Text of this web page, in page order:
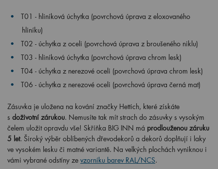
T01 - hliníková úchytka (povrchová úprava z eloxovaného
hliníku)
T02 - úchytka z oceli (povrchová úprava z broušeného niklu)
T03 - hliníková úchytka (povrchová úprava chrom lesk)
T04 - úchytka z nerezové oceli (povrchová úprava chrom lesk)
T06 - úchytka z nerezové oceli (povrchová úprava černá mat)
Zásuvka je uložena na kování značky Hettich, které získáte
s doživotní zárukou. Nemusíte tak mít strach do zásuvky s vysokým
čelem uložit opravdu vše! Skříňka BIG INN má prodlouženou záruku
5 let. Široký výběr oblíbených dřevodekorů a dekorů doplňují i laky
ve vysokém lesku či matné variantě. Na velkých plochách vyniknou i
vámi vybrané odstíny ze vzorníku barev RAL/NCS.